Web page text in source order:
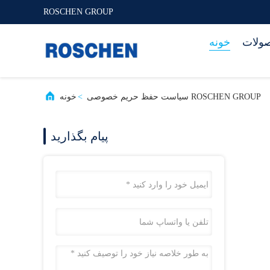
ROSCHEN GROUP
خونه
خونه > ROSCHEN GROUP سیاست حفظ حریم خصوصی
پیام بگذارید